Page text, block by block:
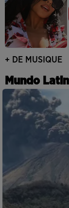
+ DE MUSIQUE
Mundo